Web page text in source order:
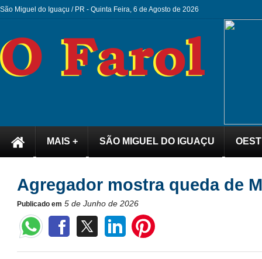
São Miguel do Iguaçu / PR - Quinta Feira, 6 de Agosto de 2026
MAIS + SÃO MIGUEL DO IGUAÇU
Agregador mostra queda de
Publicado em 5 de Junho de 2026